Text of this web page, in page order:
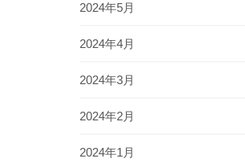
2024年5月
2024年4月
2024年3月
2024年2月
2024年1月